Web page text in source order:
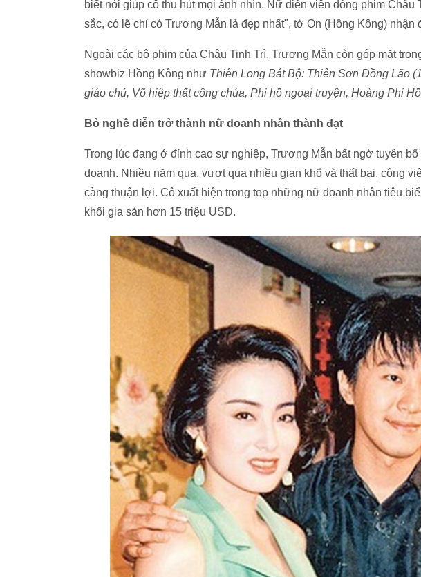
biết nói giúp cô thu hút mọi ánh nhìn. Nữ diễn viên đóng phim Châu
sắc, có lẽ chỉ có Trương Mẫn là đẹp nhất", tờ On (Hồng Kông) nhận
Ngoài các bộ phim của Châu Tinh Trì, Trương Mẫn còn góp mặt
showbiz Hồng Kông như Thiên Long Bát Bộ: Thiên Sơn Đồng Lão
giáo chủ, Võ hiệp thất công chúa, Phi hồ ngoại truyện, Hoàng Phi
Bỏ nghề diễn trở thành nữ doanh nhân thành đạt
Trong lúc đang ở đỉnh cao sự nghiệp, Trương Mẫn bất ngờ tuyên
doanh. Nhiều năm qua, vượt qua nhiều gian khổ và thất bại, công
càng thuận lợi. Cô xuất hiện trong top những nữ doanh nhân tiêu
khối gia sản hơn 15 triệu USD.